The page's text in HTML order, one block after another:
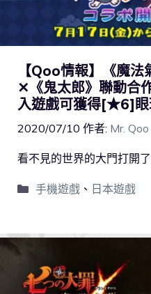
【Qoo情報】《魔法
✕《鬼太郎》聯動合
入遊戲可獲得[★6]眼
2020/07/10 作者: Mr. Qoo
看不見的世界的大門打開
手機遊戲、 日本遊戲